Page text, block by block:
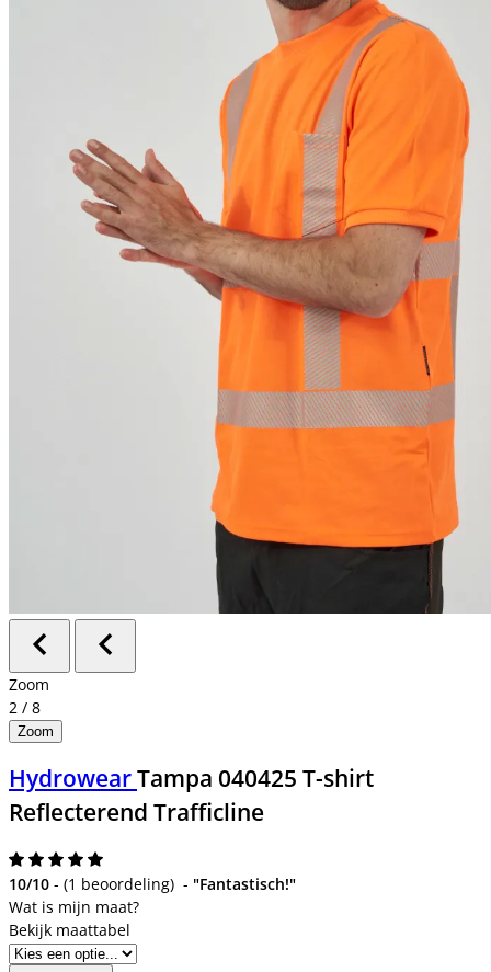
Zoom
2 / 8
Zoom
HydrowearTampa 040425 T-shirt
Reflecterend Trafficline
10/10 - (1 beoordeling) - "Fantastisch!"
Bekijk maattabel